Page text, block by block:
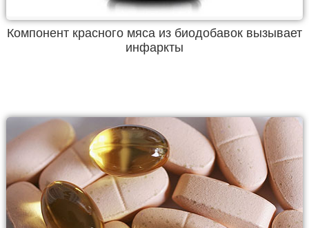
Компонент красного мяса из биодобавок вызывает
инфаркты